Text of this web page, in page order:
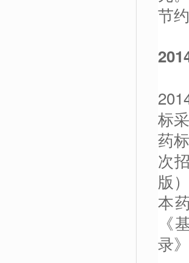
节
标
药
次
版
本
《
录》